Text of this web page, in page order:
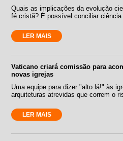
Quais as implicações da evolução
fé cristã? É possível conciliar
LER MAIS
Vaticano criará comissão para
novas igrejas
Uma equipe para dizer "alto lá!" às
arquiteturas atrevidas que correm o
LER MAIS